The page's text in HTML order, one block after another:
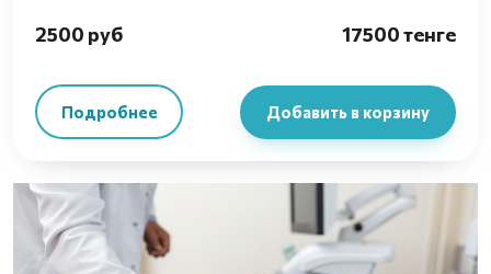
2500 руб 17500 тенге
Подробнее Добавить в корзину